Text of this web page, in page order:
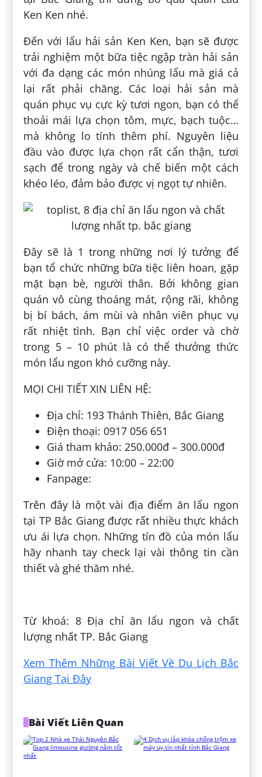
Ken Ken nhé.
Đến với lẩu hải sản Ken Ken, bạn sẽ được
trải nghiệm một bữa tiệc ngập tràn hải sản
với đa dạng các món nhúng lẩu mà giá cả
lại rất phải chăng. Các loại hải sản mà
quán phục vụ cực kỳ tươi ngon, bạn có thể
thoải mái lựa chọn tôm, mực, bạch tuộc…
mà không lo tính thêm phí. Nguyên liệu
đầu vào được lựa chọn rất cẩn thận, tươi
sạch để trong ngày và chế biến một cách
khéo léo, đảm bảo được vị ngọt tự nhiên.
Đây sẽ là 1 trong những nơi lý tưởng để
bạn tổ chức những bữa tiệc liên hoan, gặp
mặt bạn bè, người thân. Bởi không gian
quán vô cùng thoáng mát, rộng rãi, không
bị bí bách, ám mùi và nhân viên phục vụ
rất nhiệt tình. Bạn chỉ việc order và chờ
trong 5 – 10 phút là có thể thưởng thức
món lẩu ngon khó cưỡng này.
MỌI CHI TIẾT XIN LIÊN HỆ:
Địa chỉ: 193 Thánh Thiên, Bắc Giang
Điện thoại: 0917 056 651
Giá tham khảo: 250.000đ – 300.000đ
Giờ mở cửa: 10:00 – 22:00
Fanpage:
Trên đây là một vài địa điểm ăn lẩu ngon
tại TP Bắc Giang được rất nhiều thực khách
ưu ái lựa chọn. Những tín đồ của món lẩu
hãy nhanh tay check lại vài thông tin cần
thiết và ghé thăm nhé.
Từ khoá: 8 Địa chỉ ăn lẩu ngon và chất
lượng nhất TP. Bắc Giang
Xem Thêm Những Bài Viết Về Du Lịch Bắc
Giang Tại Đây
Bài Viết Liên Quan